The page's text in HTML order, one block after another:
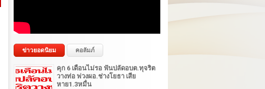
ข่าวยอดนิยม คอลัมภ์
คุก 6 เดือนไม่รอ ฟันปลัดอบต.ทุจริต
วางท่อ พ่วงผอ.ช่างโยธา เสีย
หาย1.3หมื่น